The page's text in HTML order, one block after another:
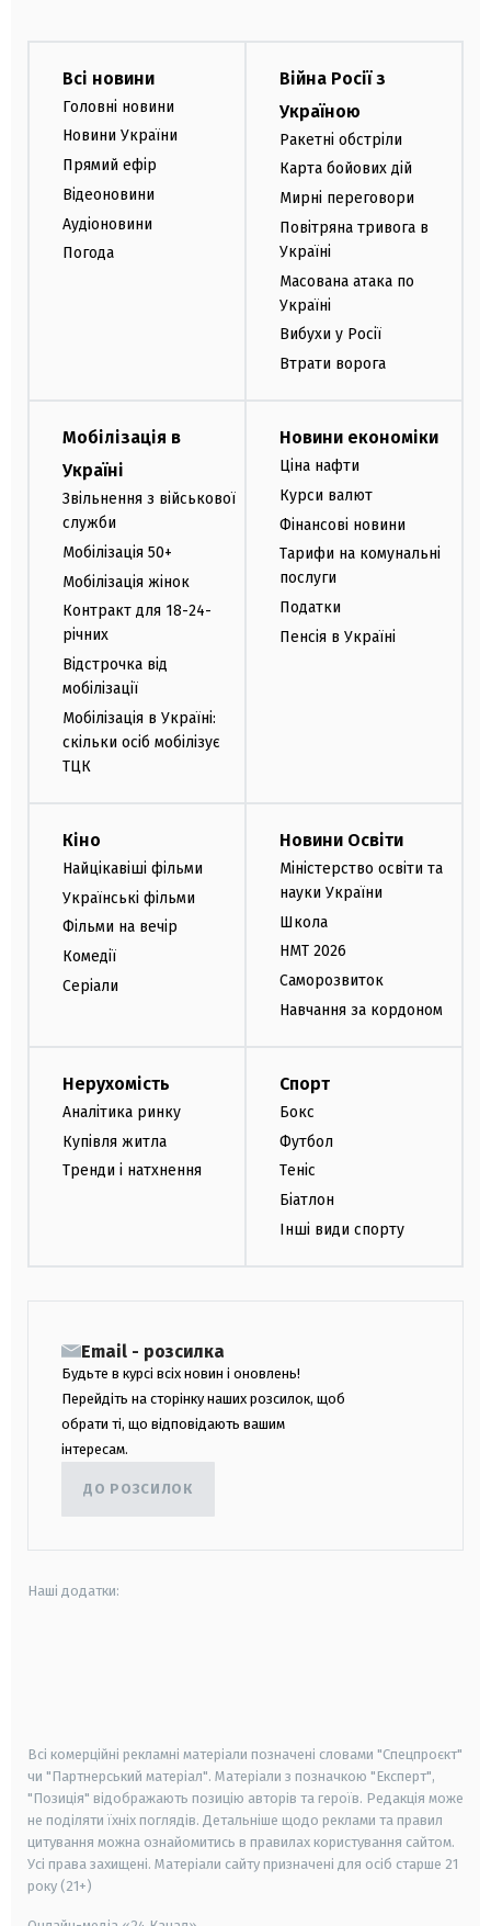
Всі новини
Головні новини
Новини України
Прямий ефір
Відеоновини
Аудіоновини
Погода
Війна Росії з
Україною
Ракетні обстріли
Карта бойових дій
Мирні переговори
Повітряна тривога в
Україні
Масована атака по
Україні
Вибухи у Росії
Втрати ворога
Мобілізація в
Україні
Звільнення з військової
служби
Мобілізація 50+
Мобілізація жінок
Контракт для 18-24-
річних
Відстрочка від
мобілізації
Мобілізація в Україні:
скільки осіб мобілізує
ТЦК
Новини економіки
Ціна нафти
Курси валют
Фінансові новини
Тарифи на комунальні
послуги
Податки
Пенсія в Україні
Кіно
Найцікавіші фільми
Українські фільми
Фільми на вечір
Комедії
Серіали
Новини Освіти
Міністерство освіти та
науки України
Школа
НМТ 2026
Саморозвиток
Навчання за кордоном
Нерухомість
Аналітика ринку
Купівля житла
Тренди і натхнення
Спорт
Бокс
Футбол
Теніс
Біатлон
Інші види спорту
Email - розсилка
Будьте в курсі всіх новин і оновлень!
Перейдіть на сторінку наших розсилок, щоб
обрати ті, що відповідають вашим
інтересам.
ДО РОЗСИЛОК
Наші додатки:
Всі комерційні рекламні матеріали позначені словами "Спецпроєкт"
чи "Партнерський матеріал". Матеріали з позначкою "Експерт",
"Позиція" відображають позицію авторів та героїв. Редакція може
не поділяти їхніх поглядів. Детальніше щодо реклами та правил
цитування можна ознайомитись в правилах користування сайтом.
Усі права захищені. Матеріали сайту призначені для осіб старше 21
року (21+)